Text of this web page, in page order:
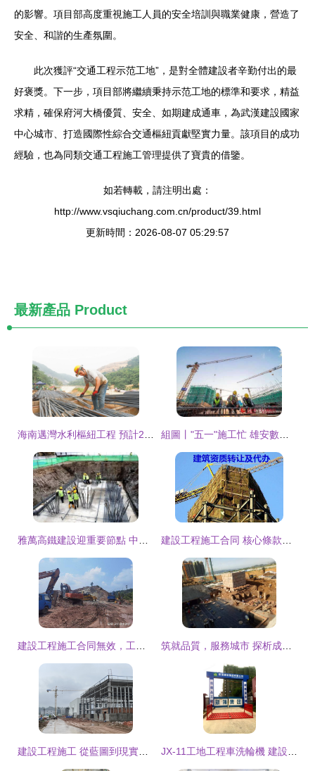
的影響。項目部高度重視施工人員的安全培訓與職業健康，營造了
安全、和諧的生產氛圍。
此次獲評“交通工程示范工地”，是對全體建設者辛勤付出的最
好褒獎。下一步，項目部將繼續秉持示范工地的標準和要求，精益
求精，確保府河大橋優質、安全、如期建成通車，為武漢建設國家
中心城市、打造國際性綜合交通樞紐貢獻堅實力量。該項目的成功
經驗，也為同類交通工程施工管理提供了寶貴的借鑒。
如若轉載，請注明出處：
http://www.vsqiuchang.com.cn/product/39.html
更新時間：2026-08-07 05:29:57
最新產品 Product